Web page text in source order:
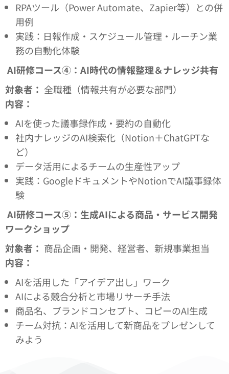
RPAツール（Power Automate、Zapier等）との併
用例
実践：日報作成・スケジュール管理・ルーチン業
務の自動化体験
AI研修コース④：AI時代の情報整理＆ナレッジ共有
対象者： 全職種（情報共有が必要な部門）
内容：
AIを使った議事録作成・要約の自動化
社内ナレッジのAI検索化（Notion＋ChatGPTな
ど）
データ活用によるチームの生産性アップ
実践：GoogleドキュメントやNotionでAI議事録体
験
AI研修コース⑤：生成AIによる商品・サービス開発
ワークショップ
対象者： 商品企画・開発、経営者、新規事業担当
内容：
AIを活用した「アイデア出し」ワーク
AIによる競合分析と市場リサーチ手法
商品名、ブランドコンセプト、コピーのAI生成
チーム対抗：AIを活用して新商品をプレゼンして
みよう